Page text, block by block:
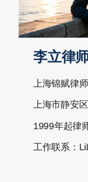
李立律
上海锦赋律
上海市静安
1999年起律
工作联系：